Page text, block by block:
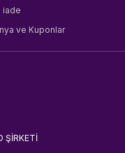
iade
ve Kuponlar
ŞİRKETİ